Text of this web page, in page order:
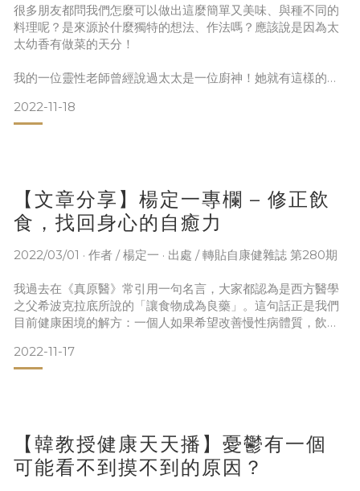
很多朋友都問我們怎麼可以做出這麼簡單又美味、與種不同的
料理呢？是來源於什麼獨特的想法、作法嗎？應該說是因為太
太幼香有做菜的天分！
我的一位靈性老師曾經說過太太是一位廚神！她就有這樣的本
的美感，平時她也會逛街看看各式鍋碗瓢盆，在她的腦海中就
會有一套做菜的美學與邏輯，所以她能夠如數家珍地搬出這些
之外，她最大的特色就是能夠融合別人的優點，成為新的
2022-11-18
【文章分享】楊定一專欄 – 修正飲
食，找回身心的自癒力
2022/03/01 · 作者 / 楊定一 · 出處 / 轉貼自康健雜誌 第280期
我過去在《真原醫》常引用一句名言，大家都認為是西方醫學
之父希波克拉底所說的「讓食物成為良藥」。這句話正是我們
目前健康困境的解方：一個人如果希望改善慢性病體質，飲食
現代社會的飲食，有相當高的比例是近幾十年才出現的過度加
2022-11-17
【韓教授健康天天播】憂鬱有一個
可能看不到摸不到的原因？